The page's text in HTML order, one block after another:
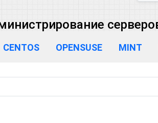
CENTOS OPENSUSE MINT